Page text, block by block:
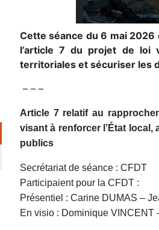
Cette séance du 6 mai 2026
l’article 7 du projet de loi
territoriales et sécuriser les
– – –
Article 7 relatif au
visant à renforcer l’État
publics
Secrétariat de séance : CFDT
Participaient pour la CFDT :
Présentiel : Carine DUMAS –
En visio : Dominique VINCENT